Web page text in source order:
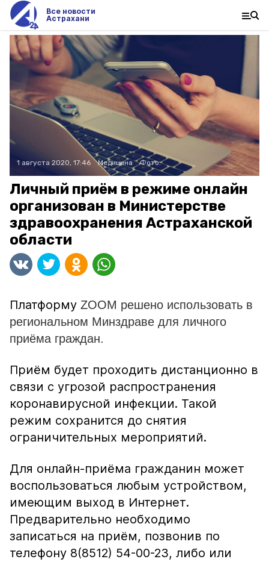
Все новости
Астрахани
1 августа 2020, 17:46 Медицина Фото:
Личный приём в режиме онлайн
организован в Министерстве
здравоохранения Астраханской
области
Платформу ZOOM решено использовать в
региональном Минздраве для личного
приёма граждан.
Приём будет проходить дистанционно в
связи с угрозой распространения
коронавирусной инфекции. Такой
режим сохранится до снятия
ограничительных мероприятий.
Для онлайн-приёма гражданин может
воспользоваться любым устройством,
имеющим выход в Интернет.
Предварительно необходимо
записаться на приём, позвонив по
телефону 8(8512) 54-00-23, либо или